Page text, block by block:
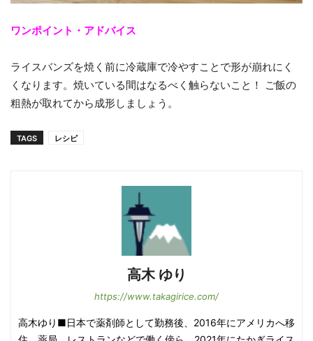
ワンポイント・アドバイス
ライスバンズを焼く前に冷蔵庫で冷やすことで形が崩れにく
くなります。焼いている間はなるべく触らないこと！ ご飯の
粗熱が取れてから成形しましょう。
TAGS レシピ
高木 ゆり
https://www.takagirice.com/
高木ゆり■日本で薬剤師として勤務後、2016年にアメリカへ移